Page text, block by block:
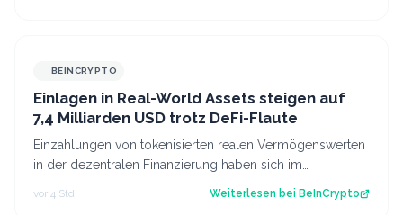
BEINCRYPTO
Einlagen in Real-World Assets steigen auf
7,4 Milliarden USD trotz DeFi-Flaute
Einzahlungen von tokenisierten realen Vermögenswerten
in der dezentralen Finanzierung haben sich im
vor 4 Std. Weiterlesen bei BeInCrypto